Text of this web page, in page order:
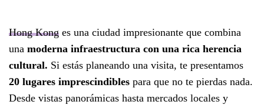
Hong Kong es una ciudad impresionante que combina
una moderna infraestructura con una rica herencia
cultural. Si estás planeando una visita, te presentamos
20 lugares imprescindibles para que no te pierdas nada.
Desde vistas panorámicas hasta mercados locales y